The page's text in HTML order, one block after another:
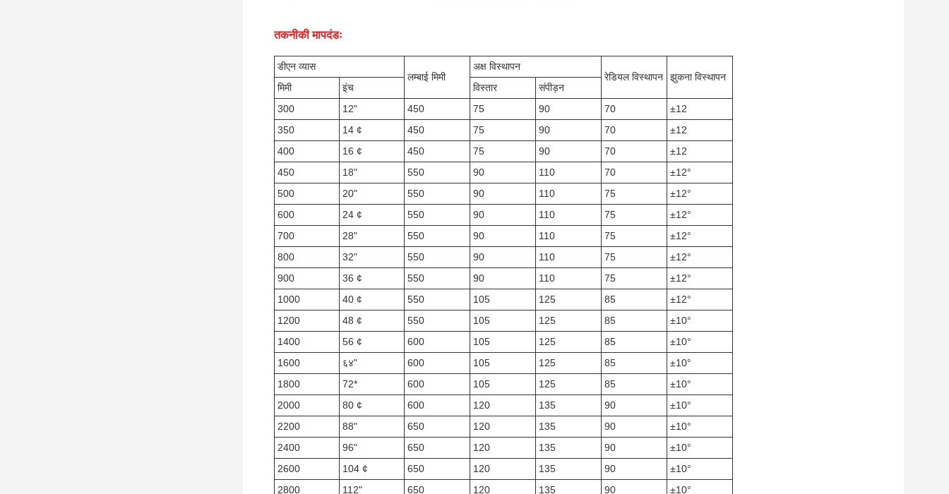
तकनीकी मापदंडः
डीएन व्यास
लम्बाई मिमी
अक्ष विस्थापन
रेडियल विस्थापन
झुकना विस्थापन
मिमी
इंच विस्तार
संपीड़न
300
12" 450 75 90 70
±12
350
14 ¢ 450 75 90 70
±12
400
16 ¢ 450 75 90 70
±12
450
18" 550 90 110 70
±12°
500
20" 550 90 110 75
±12°
600
24 ¢ 550 90 110 75
±12°
700
28" 550 90 110 75
±12°
800
32" 550 90 110 75
±12°
900
36 ¢ 550 90 110 75
±12°
1000
40 ¢ 550 105 125 85
±12°
1200
48 ¢ 550 105 125 85
±10°
1400
56 ¢ 600 105 125 85
±10°
1600
६४" 600 105 125 85
±10°
1800
72* 600 105 125 85
±10°
2000
80 ¢ 600 120 135 90
±10°
2200
88" 650 120 135 90
±10°
2400
96" 650 120 135 90
±10°
2600
104 ¢ 650 120 135 90
±10°
2800
112" 650 120 135 90 ±10°